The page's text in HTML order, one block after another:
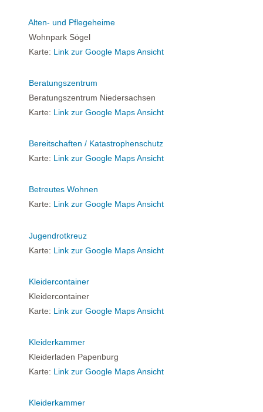
Alten- und Pflegeheime
Wohnpark Sögel
Karte: Link zur Google Maps Ansicht
Beratungszentrum
Beratungszentrum Niedersachsen
Karte: Link zur Google Maps Ansicht
Bereitschaften / Katastrophenschutz
Karte: Link zur Google Maps Ansicht
Betreutes Wohnen
Karte: Link zur Google Maps Ansicht
Jugendrotkreuz
Karte: Link zur Google Maps Ansicht
Kleidercontainer
Kleidercontainer
Karte: Link zur Google Maps Ansicht
Kleiderkammer
Kleiderladen Papenburg
Karte: Link zur Google Maps Ansicht
Kleiderkammer